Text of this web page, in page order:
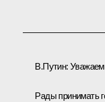
В.Путин:
Рады принимать